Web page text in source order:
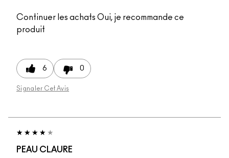
Continuer les achats Oui, je recommande ce
produit
6 0
Signaler Cet Avis
PEAU CLAURE